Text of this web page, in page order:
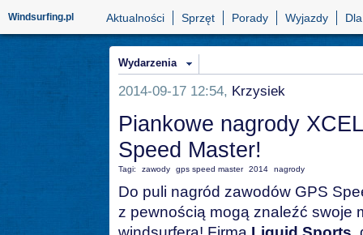
Windsurfing.pl Aktualności Sprzęt Porady Wyjazdy
Wydarzenia
2014-09-17 12:54, Krzysiek
Piankowe nagrody
Speed Master!
Tagi: zawody gps speed master 2014 nagrody
Do puli nagród zawodów GPS
z pewnością mogą znaleźć swoje